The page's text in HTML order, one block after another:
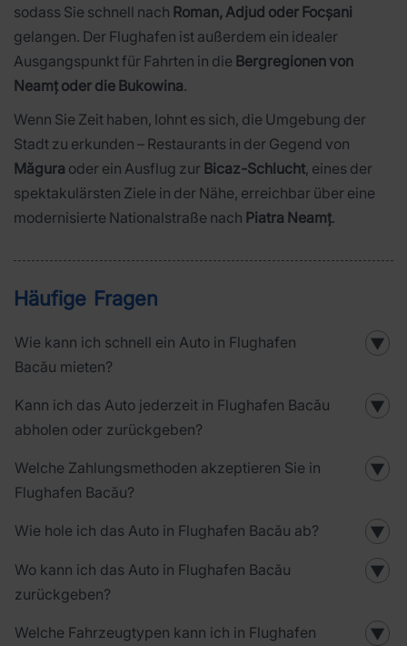
sodass Sie schnell nach Roman, Adjud oder Focșani
gelangen. Der Flughafen ist außerdem ein idealer
Ausgangspunkt für Fahrten in die Bergregionen von
Neamț oder die Bukowina.
Wenn Sie Zeit haben, lohnt es sich, die Umgebung der
Stadt zu erkunden – Restaurants in der Gegend von
Măgura oder ein Ausflug zur Bicaz-Schlucht, eines der
spektakulärsten Ziele in der Nähe, erreichbar über eine
modernisierte Nationalstraße nach Piatra Neamț.
Häufige Fragen
Wie kann ich schnell ein Auto in Flughafen
Bacău mieten?
▼
Kann ich das Auto jederzeit in Flughafen Bacău
abholen oder zurückgeben?
▼
Welche Zahlungsmethoden akzeptieren Sie in
Flughafen Bacău?
▼
Wie hole ich das Auto in Flughafen Bacău ab? ▼
Wo kann ich das Auto in Flughafen Bacău
zurückgeben?
▼
Welche Fahrzeugtypen kann ich in Flughafen
▼